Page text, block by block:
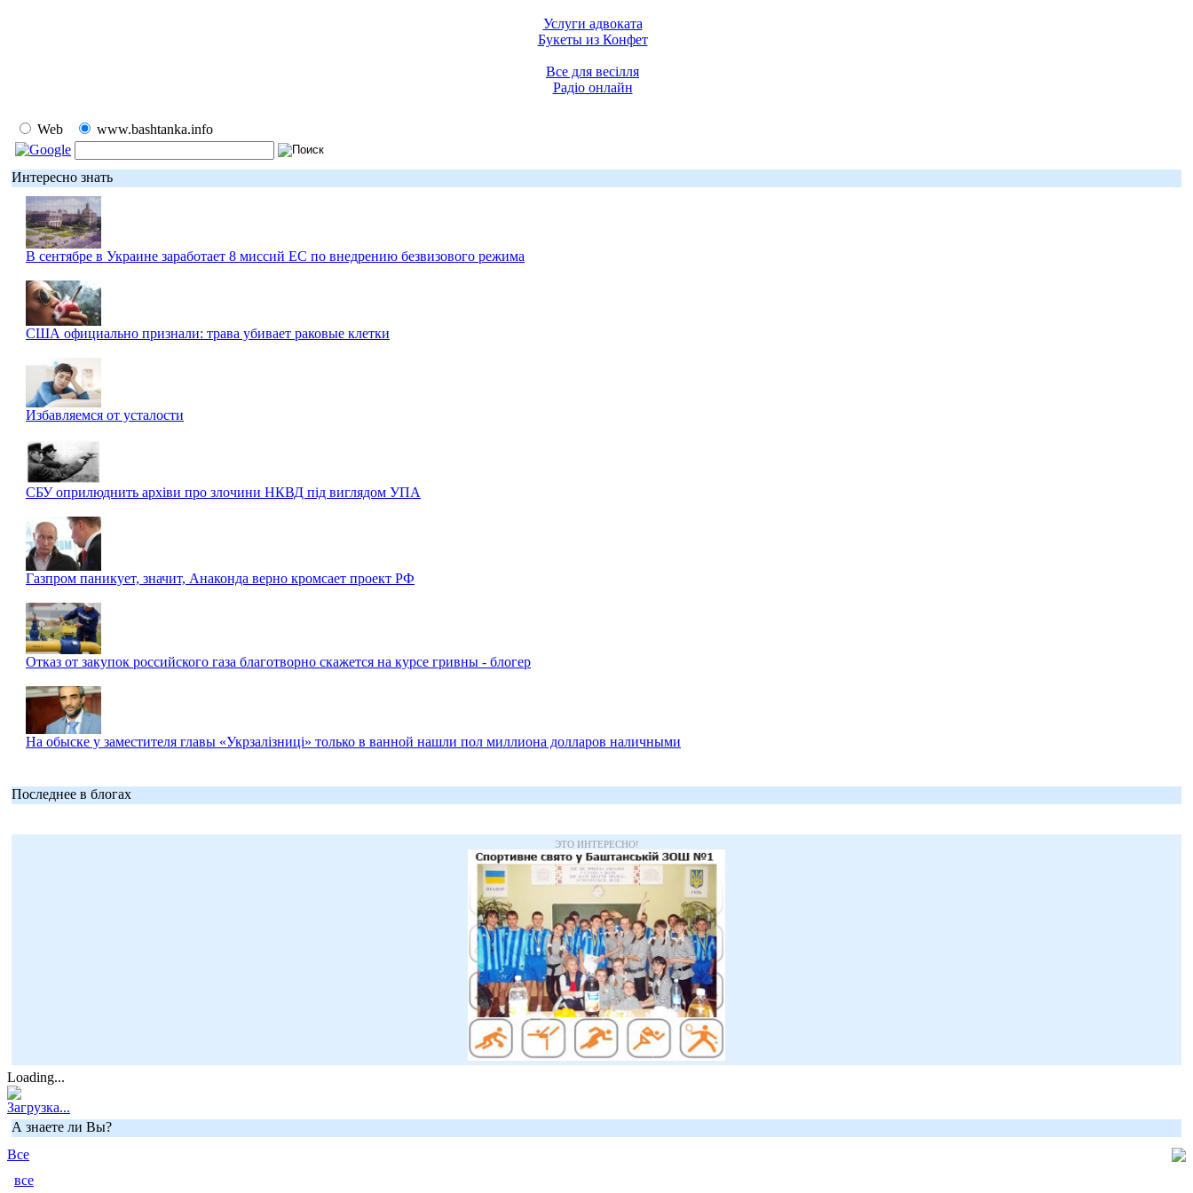
Услуги адвоката
Букеты из Конфет
Все для весілля
Радіо онлайн
Web www.bashtanka.info
Интересно знать
В сентябре в Украине заработает 8 миссий ЕС по внедрению безвизового режима
США официально признали: трава убивает раковые клетки
Избавляемся от усталости
СБУ оприлюднить архіви про злочини НКВД під виглядом УПА
Газпром паникует, значит, Анаконда верно кромсает проект РФ
Отказ от закупок российского газа благотворно скажется на курсе гривны - блогер
На обыске у заместителя главы «Укрзалізниці» только в ванной нашли пол миллиона долларов наличными
Последнее в блогах
ЭТО ИНТЕРЕСНО!
Loading...
Загрузка...
А знаете ли Вы?
Все
все